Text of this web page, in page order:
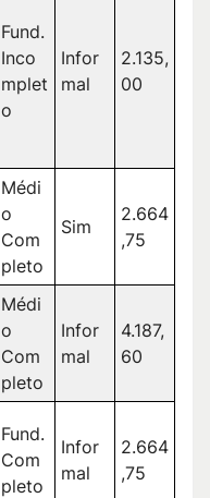
Fund.
Inco
mplet
o
Infor
mal
2.135,
00
Médi
o
Com
pleto
Sim
2.664
,75
Médi
o
Com
pleto
Infor
mal
4.187,
60
Fund.
Com
pleto
Infor
mal
2.664
,75